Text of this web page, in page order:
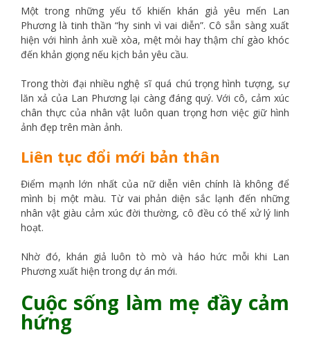
Một trong những yếu tố khiến khán giả yêu mến Lan
Phương là tinh thần “hy sinh vì vai diễn”. Cô sẵn sàng xuất
hiện với hình ảnh xuề xòa, mệt mỏi hay thậm chí gào khóc
đến khản giọng nếu kịch bản yêu cầu.
Trong thời đại nhiều nghệ sĩ quá chú trọng hình tượng, sự
lăn xả của Lan Phương lại càng đáng quý. Với cô, cảm xúc
chân thực của nhân vật luôn quan trọng hơn việc giữ hình
ảnh đẹp trên màn ảnh.
Liên tục đổi mới bản thân
Điểm mạnh lớn nhất của nữ diễn viên chính là không để
mình bị một màu. Từ vai phản diện sắc lạnh đến những
nhân vật giàu cảm xúc đời thường, cô đều có thể xử lý linh
hoạt.
Nhờ đó, khán giả luôn tò mò và háo hức mỗi khi Lan
Phương xuất hiện trong dự án mới.
Cuộc sống làm mẹ đầy cảm
hứng